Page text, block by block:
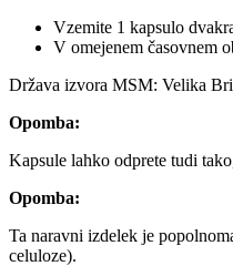
Vzemite 1 kapsulo
V omejenem časovnem
Država izvora MSM: Velika
Opomba:
Kapsule lahko odprete tudi
Opomba:
Ta naravni izdelek je
celuloze).